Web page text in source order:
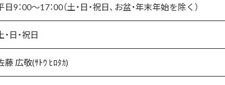
日9：00～17：00（土・日・祝日、お盆・年末年始を除く）
・日・祝日
藤 広敬(ｻﾄｳ ﾋﾛﾀｶ)